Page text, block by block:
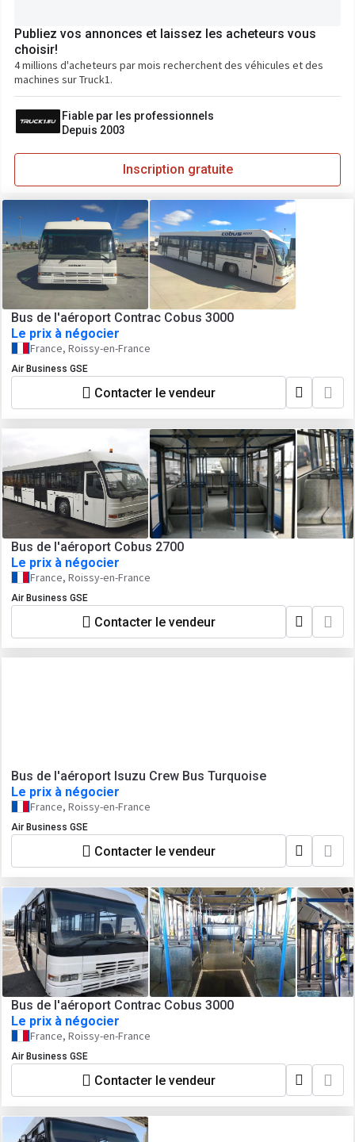
Publiez vos annonces et laissez les acheteurs vous
choisir!
4 millions d'acheteurs par mois recherchent des véhicules et des
machines sur Truck1.
Fiable par les professionnels
Depuis 2003
Inscription gratuite
Bus de l'aéroport Contrac Cobus 3000
Le prix à négocier
France, Roissy-en-France
Air Business GSE
Contacter le vendeur
Bus de l'aéroport Cobus 2700
Le prix à négocier
France, Roissy-en-France
Air Business GSE
Contacter le vendeur
Bus de l'aéroport Isuzu Crew Bus Turquoise
Le prix à négocier
France, Roissy-en-France
Air Business GSE
Contacter le vendeur
Bus de l'aéroport Contrac Cobus 3000
Le prix à négocier
France, Roissy-en-France
Air Business GSE
Contacter le vendeur